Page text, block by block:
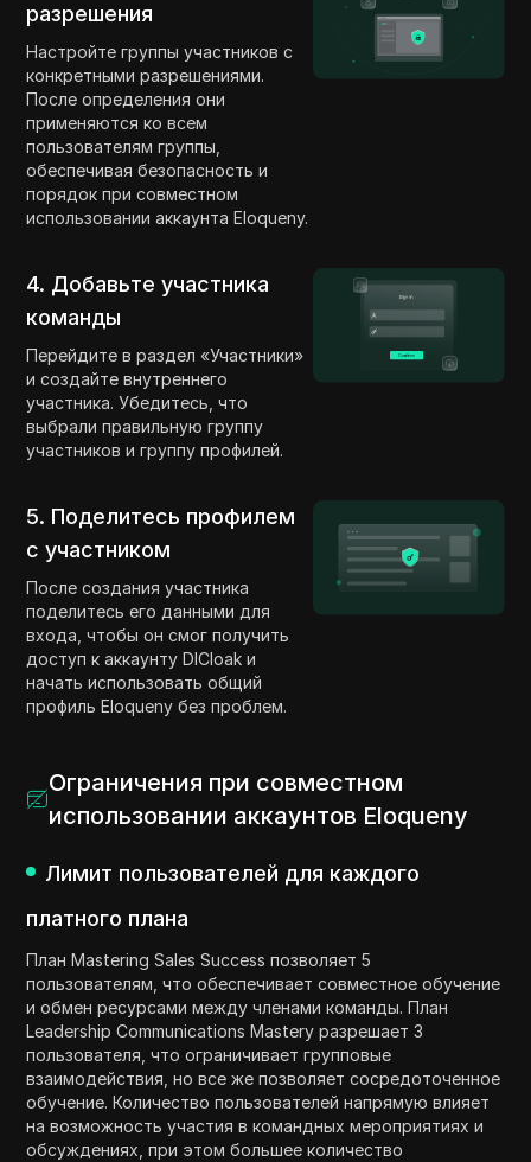
разрешения
Настройте группы участников с
конкретными разрешениями.
После определения они
применяются ко всем
пользователям группы,
обеспечивая безопасность и
порядок при совместном
использовании аккаунта Eloqueny.
4. Добавьте участника
команды
Перейдите в раздел «Участники»
и создайте внутреннего
участника. Убедитесь, что
выбрали правильную группу
участников и группу профилей.
5. Поделитесь профилем
с участником
После создания участника
поделитесь его данными для
входа, чтобы он смог получить
доступ к аккаунту DICloak и
начать использовать общий
профиль Eloqueny без проблем.
Ограничения при совместном
использовании аккаунтов Eloqueny
Лимит пользователей для каждого
платного плана
План Mastering Sales Success позволяет 5
пользователям, что обеспечивает совместное обучение
и обмен ресурсами между членами команды. План
Leadership Communications Mastery разрешает 3
пользователя, что ограничивает групповые
взаимодействия, но все же позволяет сосредоточенное
обучение. Количество пользователей напрямую влияет
на возможность участия в командных мероприятиях и
обсуждениях, при этом большее количество